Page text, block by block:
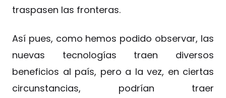
traspasen las fronteras.
Así pues, como hemos podido observar, las
nuevas tecnologías traen diversos
beneficios al país, pero a la vez, en ciertas
circunstancias, podrían traer